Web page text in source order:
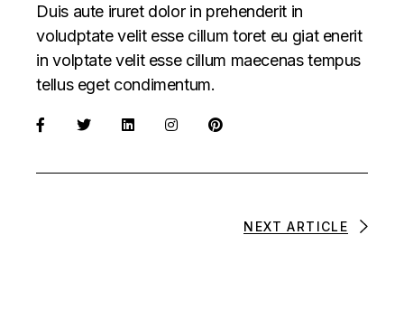
Duis aute iruret dolor in prehenderit in
voludptate velit esse cillum toret eu giat enerit
in volptate velit esse cillum maecenas tempus
tellus eget condimentum.
NEXT ARTICLE